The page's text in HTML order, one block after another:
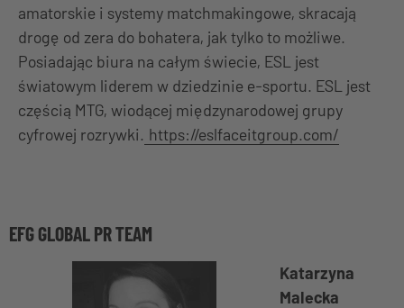
amatorskie i systemy matchmakingowe, skracają
drogę od zera do bohatera, jak tylko to możliwe.
Posiadając biura na całym świecie, ESL jest
światowym liderem w dziedzinie e-sportu. ESL jest
częścią MTG, wiodącej międzynarodowej grupy
cyfrowej rozrywki. https://eslfaceitgroup.com/
EFG GLOBAL PR TEAM
Katarzyna
Malecka